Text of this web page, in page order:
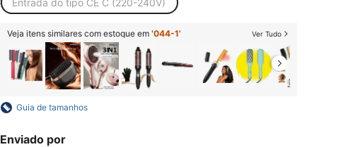
Entrada do tipo CE C (220-240V)
Veja itens similares com estoque em '044-1' Ver Tudo
Guia de tamanhos
Enviado por